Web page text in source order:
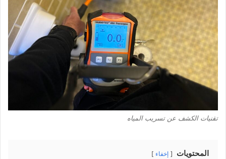
تقنيات الكشف عن تسريب المياه
المحتويات إخفاء